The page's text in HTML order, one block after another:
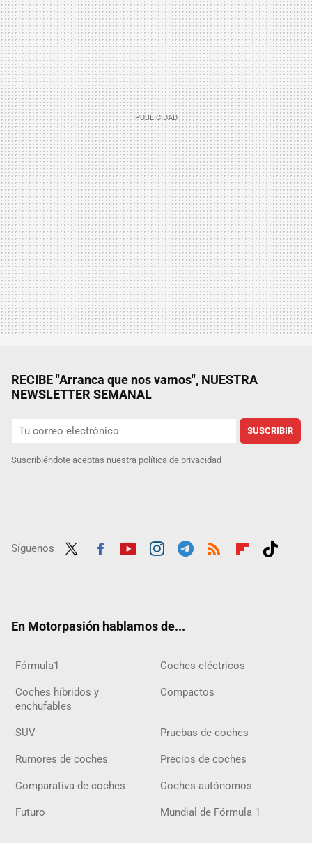
RECIBE "Arranca que nos vamos", NUESTRA
NEWSLETTER SEMANAL
SUSCRIBIR
Suscribiéndote aceptas nuestra política de privacidad
Síguenos
En Motorpasión hablamos de...
Fórmula1 Coches eléctricos
Coches híbridos y
enchufables
Compactos
SUV Pruebas de coches
Rumores de coches Precios de coches
Comparativa de coches Coches autónomos
Futuro Mundial de Fórmula 1